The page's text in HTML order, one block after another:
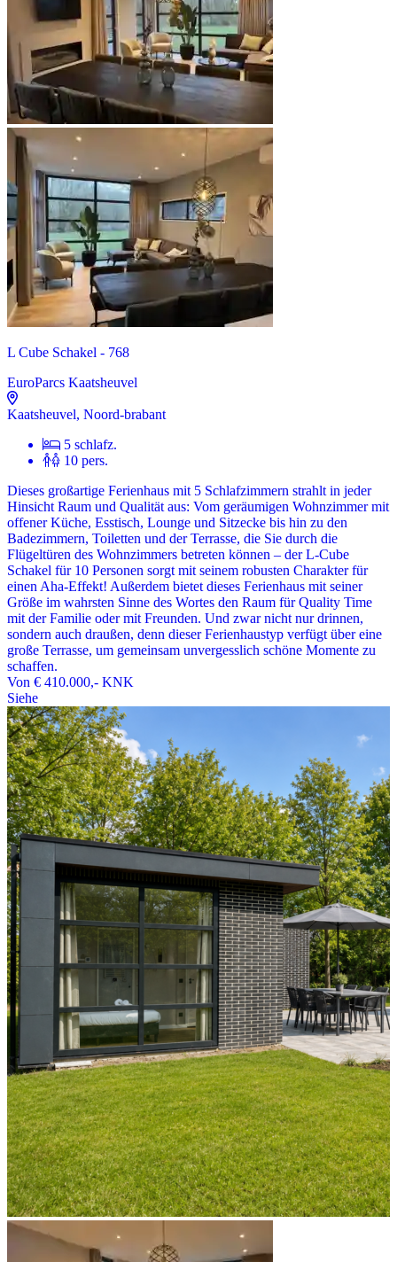
L Cube Schakel - 768
EuroParcs Kaatsheuvel
Kaatsheuvel, Noord-brabant
5 schlafz.
10 pers.
Dieses großartige Ferienhaus mit 5 Schlafzimmern strahlt in jeder
Hinsicht Raum und Qualität aus: Vom geräumigen Wohnzimmer mit
offener Küche, Esstisch, Lounge und Sitzecke bis hin zu den
Badezimmern, Toiletten und der Terrasse, die Sie durch die
Flügeltüren des Wohnzimmers betreten können – der L-Cube
Schakel für 10 Personen sorgt mit seinem robusten Charakter für
einen Aha-Effekt! Außerdem bietet dieses Ferienhaus mit seiner
Größe im wahrsten Sinne des Wortes den Raum für Quality Time
mit der Familie oder mit Freunden. Und zwar nicht nur drinnen,
sondern auch draußen, denn dieser Ferienhaustyp verfügt über eine
große Terrasse, um gemeinsam unvergesslich schöne Momente zu
schaffen.
Von € 410.000,- KNK
Siehe